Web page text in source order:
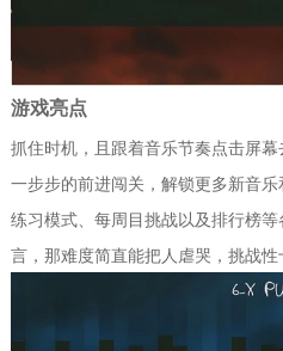
游戏亮点
抓住时机，且跟着音乐节奏点击屏幕
一步步的前进闯关，解锁更多新音乐
练习模式、每周目挑战以及排行榜
言，那难度简直能把人虐哭，挑战性